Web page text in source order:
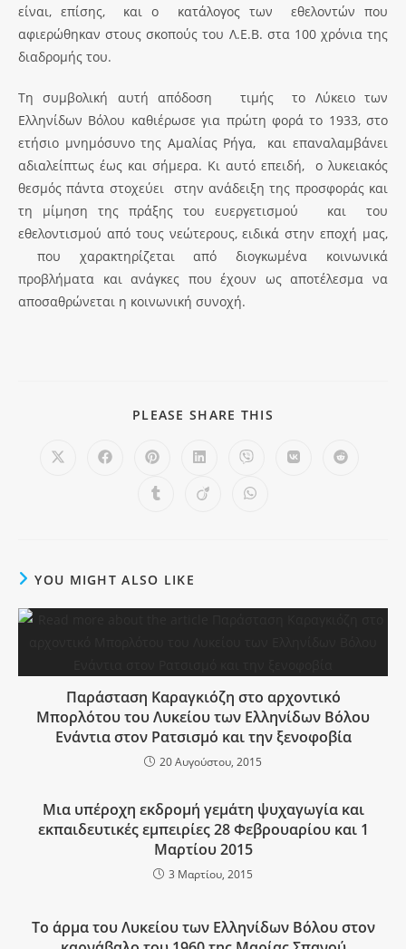
είναι, επίσης, και ο κατάλογος των εθελοντών που
αφιερώθηκαν στους σκοπούς του Λ.Ε.Β. στα 100 χρόνια της
διαδρομής του.
Tη συμβολική αυτή απόδοση τιμής το Λύκειο των
Ελληνίδων Βόλου καθιέρωσε για πρώτη φορά το 1933, στο
ετήσιο μνημόσυνο της Αμαλίας Ρήγα, και επαναλαμβάνει
αδιαλείπτως έως και σήμερα. Κι αυτό επειδή, ο λυκειακός
θεσμός πάντα στοχεύει στην ανάδειξη της προσφοράς και
τη μίμηση της πράξης του ευεργετισμού και του
εθελοντισμού από τους νεώτερους, ειδικά στην εποχή μας,
που χαρακτηρίζεται από διογκωμένα κοινωνικά
προβλήματα και ανάγκες που έχουν ως αποτέλεσμα να
αποσαθρώνεται η κοινωνική συνοχή.
PLEASE SHARE THIS
YOU MIGHT ALSO LIKE
Παράσταση Καραγκιόζη στο αρχοντικό
Μπορλότου του Λυκείου των Ελληνίδων Βόλου
Ενάντια στον Ρατσισμό και την ξενοφοβία
20 Αυγούστου, 2015
Μια υπέροχη εκδρομή γεμάτη ψυχαγωγία και
εκπαιδευτικές εμπειρίες 28 Φεβρουαρίου και 1
Μαρτίου 2015
3 Μαρτίου, 2015
Το άρμα του Λυκείου των Ελληνίδων Βόλου στον